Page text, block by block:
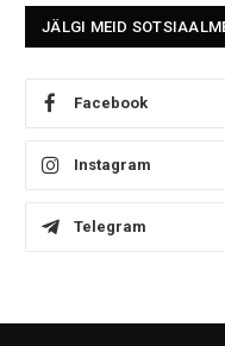
JÄLGI MEID
Facebook
Instagram
Telegram